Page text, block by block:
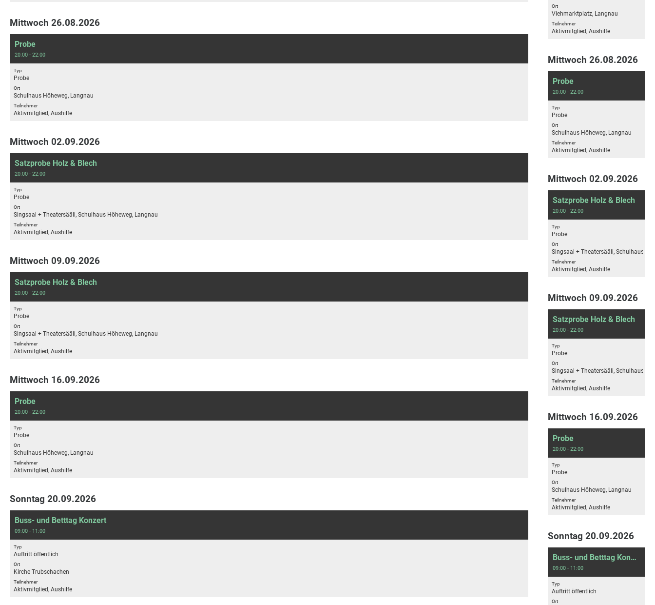
Mittwoch 26.08.2026
Probe
20:00 - 22:00
Typ
Probe
Ort
Schulhaus Höheweg, Langnau
Teilnehmer
Aktivmitglied, Aushilfe
Mittwoch 02.09.2026
Satzprobe Holz & Blech
20:00 - 22:00
Typ
Probe
Ort
Singsaal + Theatersääli, Schulhaus Höheweg, Langnau
Teilnehmer
Aktivmitglied, Aushilfe
Mittwoch 09.09.2026
Satzprobe Holz & Blech
20:00 - 22:00
Typ
Probe
Ort
Singsaal + Theatersääli, Schulhaus Höheweg, Langnau
Teilnehmer
Aktivmitglied, Aushilfe
Mittwoch 16.09.2026
Probe
20:00 - 22:00
Typ
Probe
Ort
Schulhaus Höheweg, Langnau
Teilnehmer
Aktivmitglied, Aushilfe
Sonntag 20.09.2026
Buss- und Betttag Konzert
09:00 - 11:00
Typ
Auftritt öffentlich
Ort
Kirche Trubschachen
Teilnehmer
Aktivmitglied, Aushilfe
Ort
Viehmarktplatz, Langnau
Teilnehmer
Aktivmitglied, Aushilfe
Mittwoch 26.08.2026
Probe
20:00 - 22:00
Typ
Probe
Ort
Schulhaus Höheweg, Langnau
Teilnehmer
Aktivmitglied, Aushilfe
Mittwoch 02.09.2026
Satzprobe Holz & Blech
20:00 - 22:00
Typ
Probe
Ort
Singsaal + Theatersääli, Schulhaus
Teilnehmer
Aktivmitglied, Aushilfe
Mittwoch 09.09.2026
Satzprobe Holz & Blech
20:00 - 22:00
Typ
Probe
Ort
Singsaal + Theatersääli, Schulhaus
Teilnehmer
Aktivmitglied, Aushilfe
Mittwoch 16.09.2026
Probe
20:00 - 22:00
Typ
Probe
Ort
Schulhaus Höheweg, Langnau
Teilnehmer
Aktivmitglied, Aushilfe
Sonntag 20.09.2026
Buss- und Betttag Konzert
09:00 - 11:00
Typ
Auftritt öffentlich
Ort